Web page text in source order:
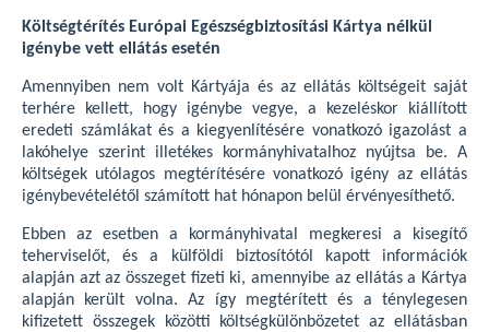
Költségtérítés Európai Egészségbiztosítási Kártya nélkül
igénybe vett ellátás esetén
Amennyiben nem volt Kártyája és az ellátás költségeit saját
terhére kellett, hogy igénybe vegye, a kezeléskor kiállított
eredeti számlákat és a kiegyenlítésére vonatkozó igazolást a
lakóhelye szerint illetékes kormányhivatalhoz nyújtsa be. A
költségek utólagos megtérítésére vonatkozó igény az ellátás
igénybevételétől számított hat hónapon belül érvényesíthető.
Ebben az esetben a kormányhivatal megkeresi a kisegítő
teherviselőt, és a külföldi biztosítótól kapott információk
alapján azt az összeget fizeti ki, amennyibe az ellátás a Kártya
alapján került volna. Az így megtérített és a ténylegesen
kifizetett összegek közötti költségkülönbözetet az ellátásban